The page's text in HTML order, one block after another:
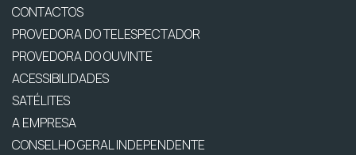
CONTACTOS
PROVEDORA DO TELESPECTADOR
PROVEDORA DO OUVINTE
ACESSIBILIDADES
SATÉLITES
A EMPRESA
CONSELHO GERAL INDEPENDENTE